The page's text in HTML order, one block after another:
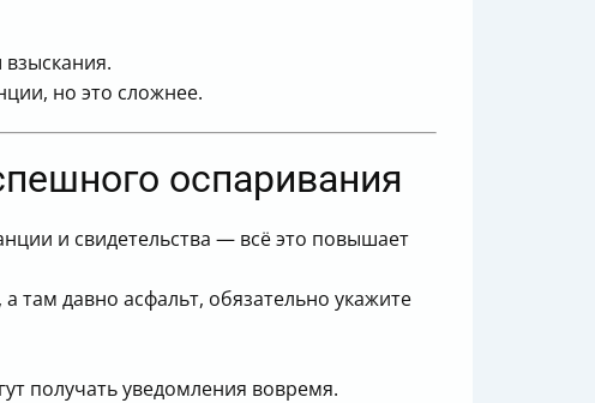
но это сложнее.
оспаривания
и свидетельства — всё это повышает
там давно асфальт, обязательно укажите
получать уведомления вовремя.